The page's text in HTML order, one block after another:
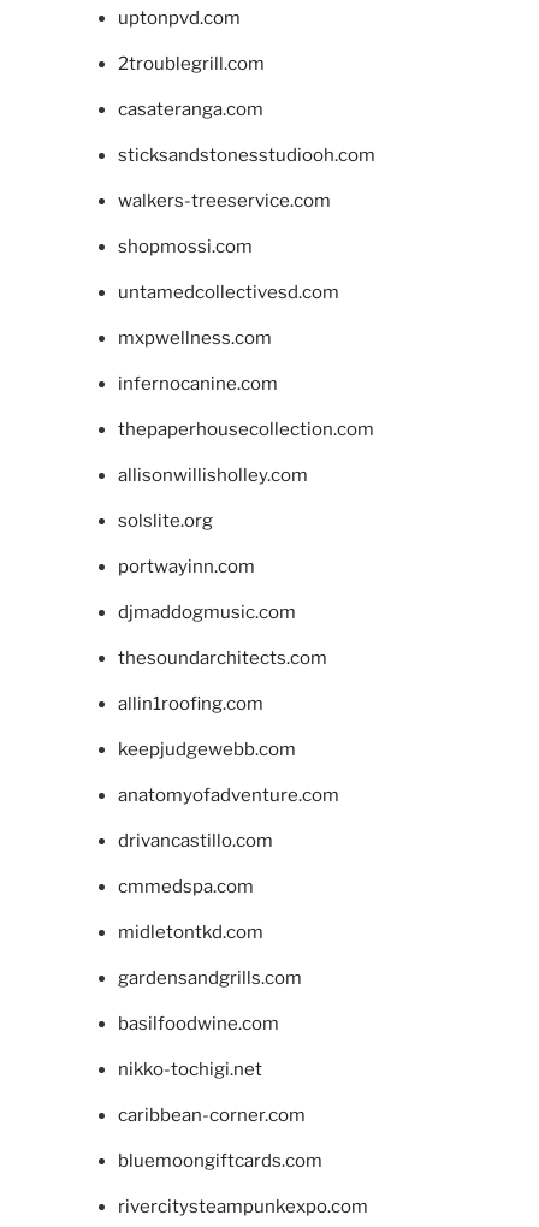
uptonpvd.com
2troublegrill.com
casateranga.com
sticksandstonesstudiooh.com
walkers-treeservice.com
shopmossi.com
untamedcollectivesd.com
mxpwellness.com
infernocanine.com
thepaperhousecollection.com
allisonwillisholley.com
solslite.org
portwayinn.com
djmaddogmusic.com
thesoundarchitects.com
allin1roofing.com
keepjudgewebb.com
anatomyofadventure.com
drivancastillo.com
cmmedspa.com
midletontkd.com
gardensandgrills.com
basilfoodwine.com
nikko-tochigi.net
caribbean-corner.com
bluemoongiftcards.com
rivercitysteampunkexpo.com